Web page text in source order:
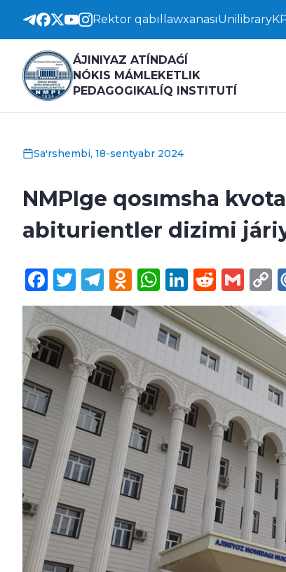
Rektor qabıllawxanasıUnilibrary
ÁJINIYAZ ATÍNDAǴÍ
NÓKIS MÁMLEKETLIK
PEDAGOGIKALÍQ INSTITUTÍ
Sa'rshembi, 18-sentyabr 2024
NMPIge qosımsha
abiturientler dizimi
Facebook
Twitter
TelegramWhatsApp
LinkedIn